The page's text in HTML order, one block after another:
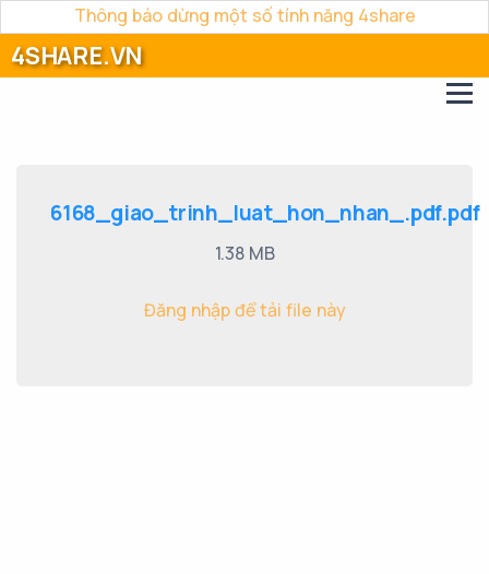
Thông báo dừng một số tính năng 4share
4SHARE.VN
6168_giao_trinh_luat_hon_nhan_.pdf.pdf
1.38 MB
Đăng nhập để tải file này